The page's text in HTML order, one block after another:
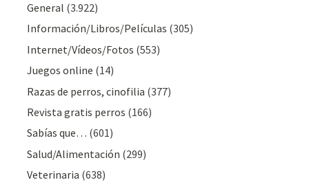
General (3.922)
Información/Libros/Películas (305)
Internet/Vídeos/Fotos (553)
Juegos online (14)
Razas de perros, cinofilia (377)
Revista gratis perros (166)
Sabías que… (601)
Salud/Alimentación (299)
Veterinaria (638)